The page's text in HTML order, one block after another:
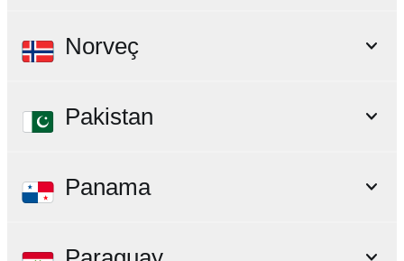
Norveç
Pakistan
Panama